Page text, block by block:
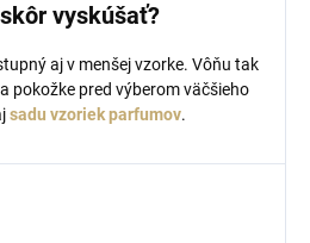
vyskúšať?
aj v menšej vzorke. Vôňu tak
pokožke pred výberom väčšieho
sadu vzoriek parfumov.